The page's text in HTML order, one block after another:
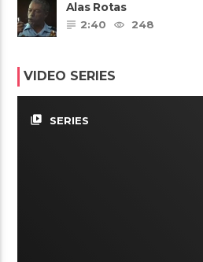
Alas Rotas
2:40
248
VIDEO SERIES
video_library SERIES